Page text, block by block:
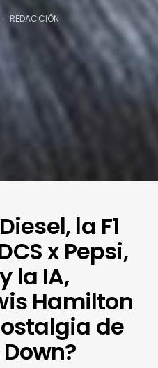
REDACCIÓN
la F1
x Pepsi,
la IA,
Hamilton
de